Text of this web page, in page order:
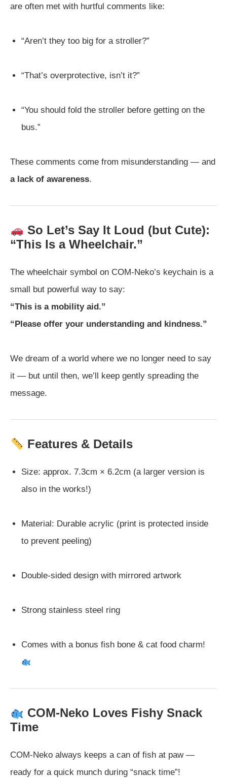
are often met with hurtful comments like:
“Aren’t they too big for a stroller?”
“That’s overprotective, isn’t it?”
“You should fold the stroller before getting on the
bus.”
These comments come from misunderstanding — and
a lack of awareness.
So Let’s Say It Loud (but Cute):
“This Is a Wheelchair.”
The wheelchair symbol on COM-Neko’s keychain is a
small but powerful way to say:
“This is a mobility aid.”
“Please offer your understanding and kindness.”
We dream of a world where we no longer need to say
it — but until then, we’ll keep gently spreading the
message.
Features & Details
Size: approx. 7.3cm × 6.2cm (a larger version is
also in the works!)
Material: Durable acrylic (print is protected inside
to prevent peeling)
Double-sided design with mirrored artwork
Strong stainless steel ring
Comes with a bonus fish bone & cat food charm!
COM-Neko Loves Fishy Snack
Time
COM-Neko always keeps a can of fish at paw —
ready for a quick munch during “snack time”!